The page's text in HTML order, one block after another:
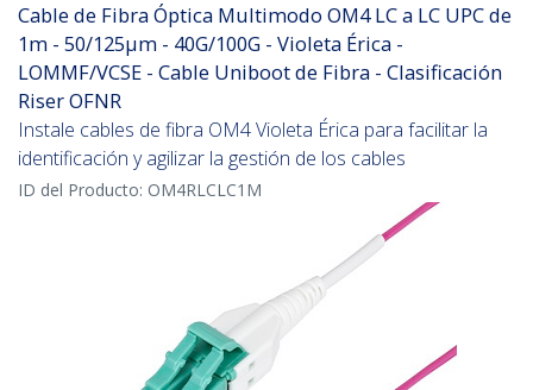
Cable de Fibra Óptica Multimodo OM4 LC a LC UPC de
1m - 50/125µm - 40G/100G - Violeta Érica -
LOMMF/VCSE - Cable Uniboot de Fibra - Clasificación
Riser OFNR
Instale cables de fibra OM4 Violeta Érica para facilitar la
identificación y agilizar la gestión de los cables
ID del Producto: OM4RLCLC1M